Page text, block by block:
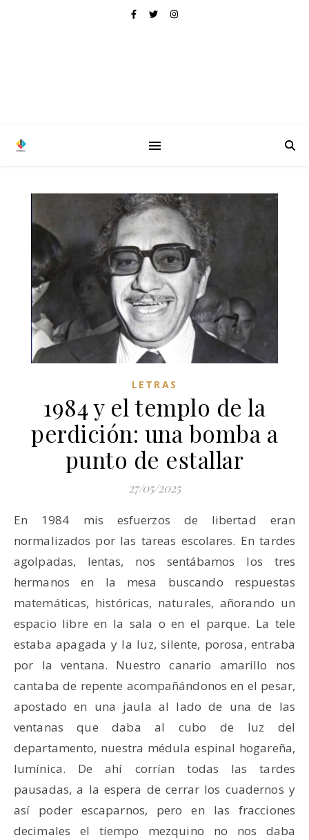
LETRAS
1984 y el templo de la
perdición: una bomba a
punto de estallar
27/05/2025
En 1984 mis esfuerzos de libertad eran
normalizados por las tareas escolares. En tardes
agolpadas, lentas, nos sentábamos los tres
hermanos en la mesa buscando respuestas
matemáticas, históricas, naturales, añorando un
espacio libre en la sala o en el parque. La tele
estaba apagada y la luz, silente, porosa, entraba
por la ventana. Nuestro canario amarillo nos
cantaba de repente acompañándonos en el pesar,
apostado en una jaula al lado de una de las
ventanas que daba al cubo de luz del
departamento, nuestra médula espinal hogareña,
lumínica. De ahí corrían todas las tardes
pausadas, a la espera de cerrar los cuadernos y
así poder escaparnos, pero en las fracciones
decimales el tiempo mezquino no nos daba